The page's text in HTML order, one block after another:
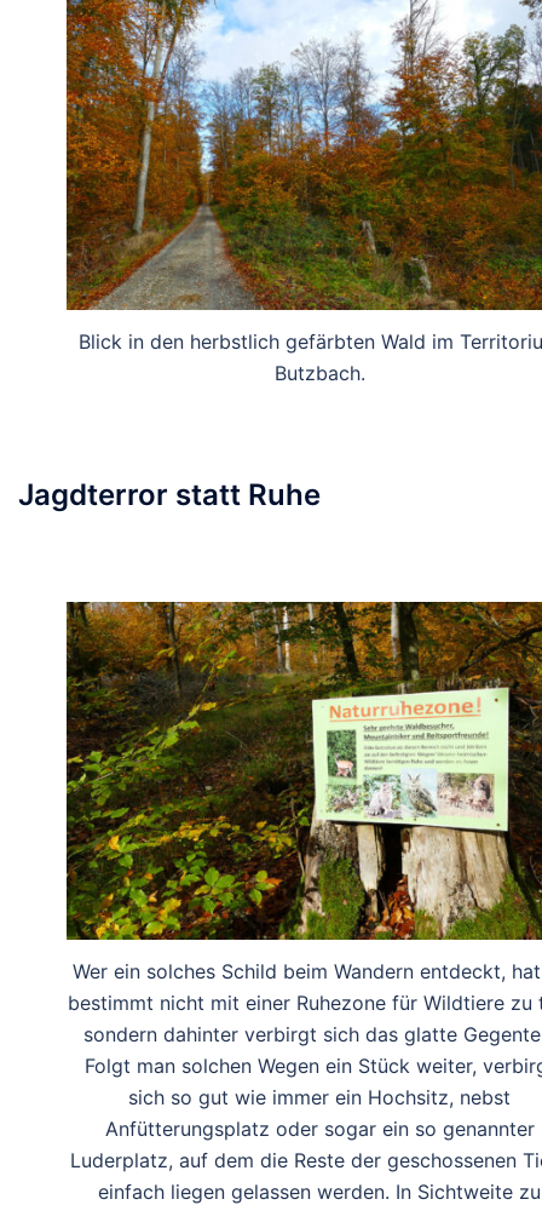
Blick in den herbstlich gefärbten Wald im
Butzbach.
Jagdterror statt Ruhe
Wer ein solches Schild beim Wandern entdeckt,
bestimmt nicht mit einer Ruhezone für Wildtiere zu
sondern dahinter verbirgt sich das glatte
Folgt man solchen Wegen ein Stück weiter,
sich so gut wie immer ein Hochsitz, nebst
Anfütterungsplatz oder sogar ein so genannter
Luderplatz, auf dem die Reste der geschossenen
einfach liegen gelassen werden. In Sichtweite zu